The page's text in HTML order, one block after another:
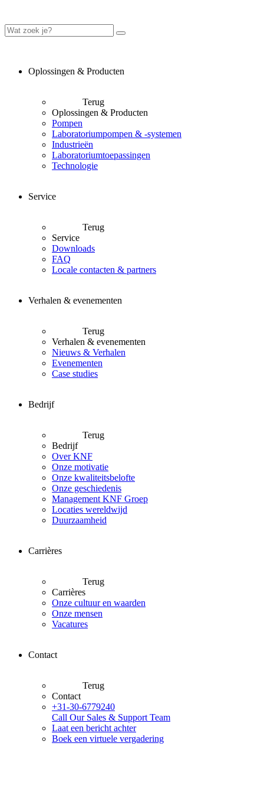
Oplossingen & Producten
Terug
Oplossingen & Producten
Pompen
Laboratoriumpompen & -systemen
Industrieën
Laboratoriumtoepassingen
Technologie
Service
Terug
Service
Downloads
FAQ
Locale contacten & partners
Verhalen & evenementen
Terug
Verhalen & evenementen
Nieuws & Verhalen
Evenementen
Case studies
Bedrijf
Terug
Bedrijf
Over KNF
Onze motivatie
Onze kwaliteitsbelofte
Onze geschiedenis
Management KNF Groep
Locaties wereldwijd
Duurzaamheid
Carrières
Terug
Carrières
Onze cultuur en waarden
Onze mensen
Vacatures
Contact
Terug
Contact
+31-30-6779240
Call Our Sales & Support Team
Laat een bericht achter
Boek een virtuele vergadering